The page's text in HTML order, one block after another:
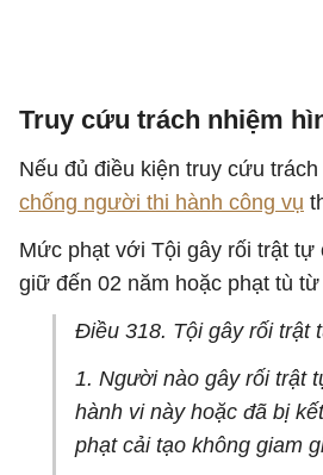
Truy cứu trách nhiệm
Nếu đủ điều kiện truy cứu
chống người thi hành công vụ
Mức phạt với Tội gây rối trật tự
giữ đến 02 năm hoặc phạt tù
Điều 318. Tội gây rối trật
1. Người nào gây rối trật
hành vi này hoặc đã bị
phạt cải tạo không giam